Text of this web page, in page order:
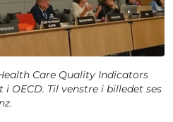
Care Quality Indicators
OECD. Til venstre i billedet ses